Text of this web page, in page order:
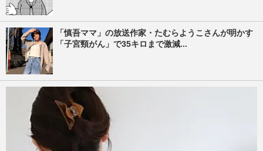
「慎吾ママ」の放送作家・たむらようこさんが明かす
「子宮頸がん」で35キロまで激減...